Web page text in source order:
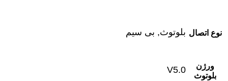
نوع اتصال بلوتوث, بی سیم
ورژن
بلوتوث
V5.0